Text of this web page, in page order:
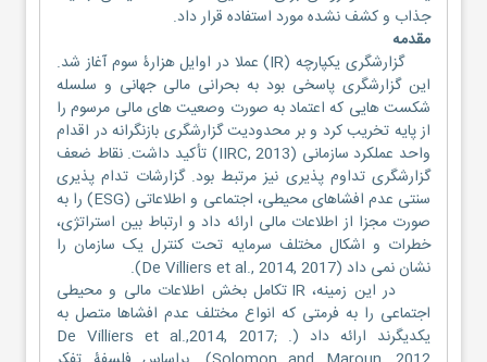
جذاب و کشف نشده مورد استفاده قرار داد.
مقدمه
گزارشگری یکپارچه (IR) عملا در اوایل هزارۀ سوم آغاز شد.
این گزارشگری پاسخی بود به بحرانی مالی جهانی و سلسله
شکست هایی که اعتماد به صورت وصعیت های مالی مرسوم را
از پایه تخریب کرد و بر محدودیت گزارشگری بازنگرانه در اقدام
واحد عملکرد سازمانی (IIRC, 2013) تأکید داشت. نقاط ضعف
گزارشگری تداوم پذیری نیز مرتبط بود. گزارشات تدام پذیری
سنتی عدم افشاهای محیطی، اجتماعی و اطلاعاتی (ESG) را به
صورت مجزا از اطلاعات مالی ارائه داد و ارتباط بین استراتژی،
خطرات و اشکال مختلف سرمایه تحت کنترل یک سازمان را
نشان نمی داد (De Villiers et al., 2014, 2017).
در این زمینه، IR تکامل بخش اطلاعات مالی و محیطی
اجتماعی را به فرمتی که انواع مختلف عدم افشاها متصل به
یکدیگرند ارائه داد (. De Villiers et al.,2014, 2017;